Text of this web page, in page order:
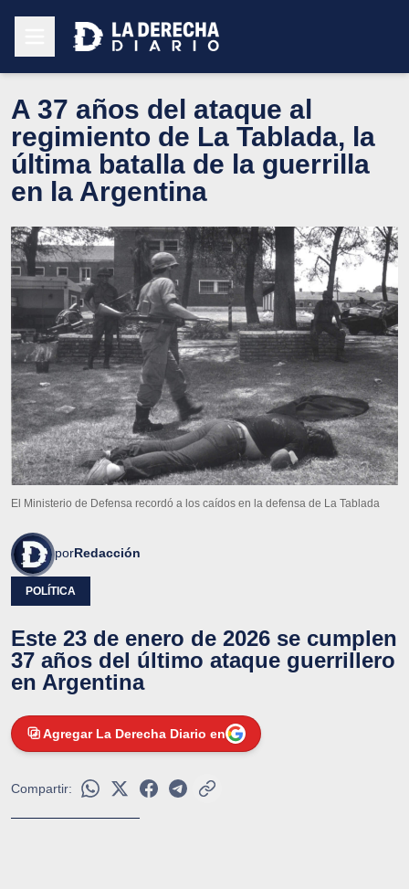
A 37 años del ataque al
regimiento de La Tablada, la
última batalla de la guerrilla
en la Argentina
El Ministerio de Defensa recordó a los caídos en la defensa de La Tablada
porRedacción
POLÍTICA
Este 23 de enero de 2026 se cumplen
37 años del último ataque guerrillero
en Argentina
Agregar La Derecha Diario en
Compartir: